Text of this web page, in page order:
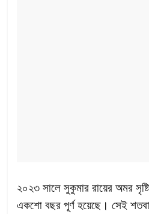
২০২৩ সালে সুকুমার রায়ের অমর
একশো বছর পূর্ণ হয়েছে। সেই